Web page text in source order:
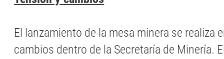
El lanzamiento de la mesa minera se realiza
cambios dentro de la Secretaría de Minería.